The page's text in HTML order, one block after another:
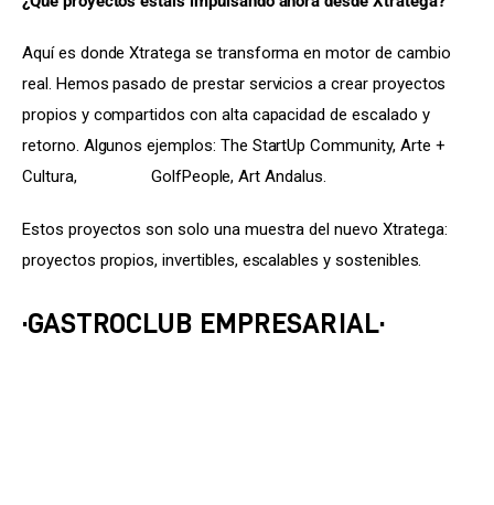
Aquí es donde Xtratega se transforma en motor de cambio
real. Hemos pasado de prestar servicios a crear proyectos
propios y compartidos con alta capacidad de escalado y
retorno. Algunos ejemplos: The StartUp Community, Arte +
Cultura,                 GolfPeople, Art Andalus.
Estos proyectos son solo una muestra del nuevo Xtratega:
proyectos propios, invertibles, escalables y sostenibles.
·GASTROCLUB EMPRESARIAL·